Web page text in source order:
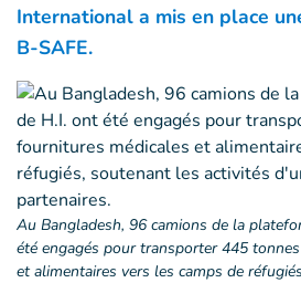
International a mis en place
B-SAFE.
Au Bangladesh, 96 camions de la
été engagés pour transporter 445
et alimentaires vers les camps de